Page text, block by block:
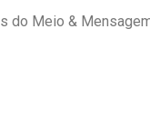
do Meio &